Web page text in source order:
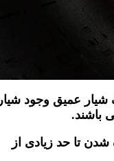
عمیق وجود شیار
باشند.
تا حد زیادی از